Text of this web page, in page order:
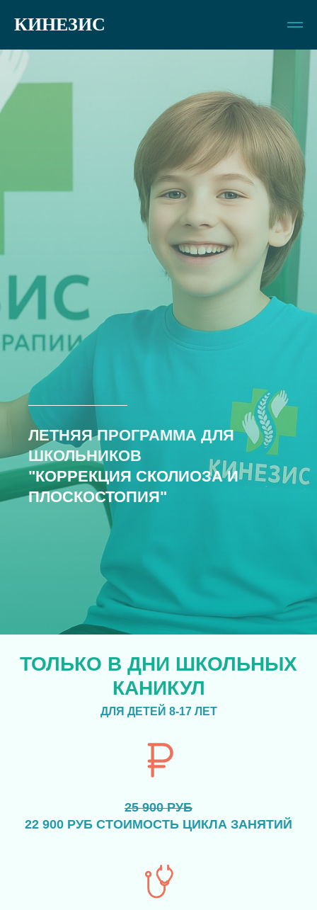
КИНЕЗИС
ЛЕТНЯЯ ПРОГРАММА ДЛЯ
ШКОЛЬНИКОВ
"КОРРЕКЦИЯ СКОЛИОЗА И
ПЛОСКОСТОПИЯ"
ТОЛЬКО В ДНИ ШКОЛЬНЫХ
КАНИКУЛ
ДЛЯ ДЕТЕЙ 8-17 ЛЕТ
25 900 РУБ
22 900 РУБ СТОИМОСТЬ ЦИКЛА ЗАНЯТИЙ